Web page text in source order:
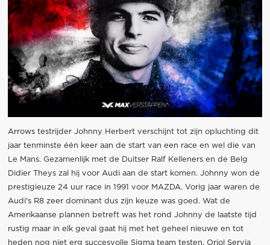
Arrows testrijder Johnny Herbert verschijnt tot zijn opluchting dit
jaar tenminste één keer aan de start van een race en wel die van
Le Mans. Gezamenlijk met de Duitser Ralf Kelleners en de Belg
Didier Theys zal hij voor Audi aan de start komen. Johnny won de
prestigieuze 24 uur race in 1991 voor MAZDA. Vorig jaar waren de
Audi's R8 zeer dominant dus zijn keuze was goed. Wat de
Amerikaanse plannen betreft was het rond Johnny de laatste tijd
rustig maar in elk geval gaat hij met het geheel nieuwe en tot
heden nog niet erg succesvolle Sigma team testen. Oriol Servia